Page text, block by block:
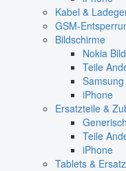
Kabel &
GSM-
Bildschirme
Nokia
Teile
iPhone
Ersatzteile &
Teile
iPhone
Tablets &